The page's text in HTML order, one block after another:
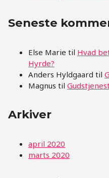
Seneste
Else Marie til Hvad
Hyrde?
Anders Hyldgaard til
Magnus til
Arkiver
april 2020
marts 2020